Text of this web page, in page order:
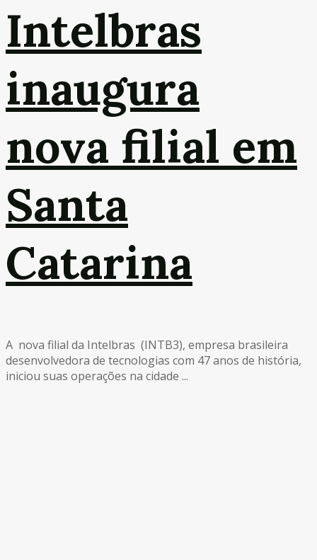
Intelbras
inaugura
nova filial em
Santa
Catarina
A nova filial da Intelbras (INTB3), empresa brasileira
desenvolvedora de tecnologias com 47 anos de história,
iniciou suas operações na cidade ...